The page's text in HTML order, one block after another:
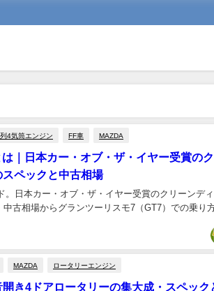
4気筒エンジン FF車 MAZDA
｜日本カー・オブ・ザ・イヤー受賞の
ペックと中古相場
。日本カー・オブ・ザ・イヤー受賞のクリーンデ
古相場からグランツーリスモ7（GT7）での乗り
MAZDA ロータリーエンジン
き4ドアロータリーの集大成・スペック